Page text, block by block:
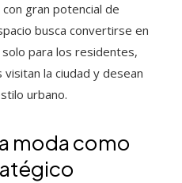
gran potencial de
busca convertirse en
para los residentes,
la ciudad y desean
urbano.
moda como